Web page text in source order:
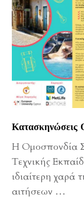
Κατασκηνώσεις
Η Ομοσπονδία
Τεχνικής
ιδιαίτερη χαρά
αιτήσεων …